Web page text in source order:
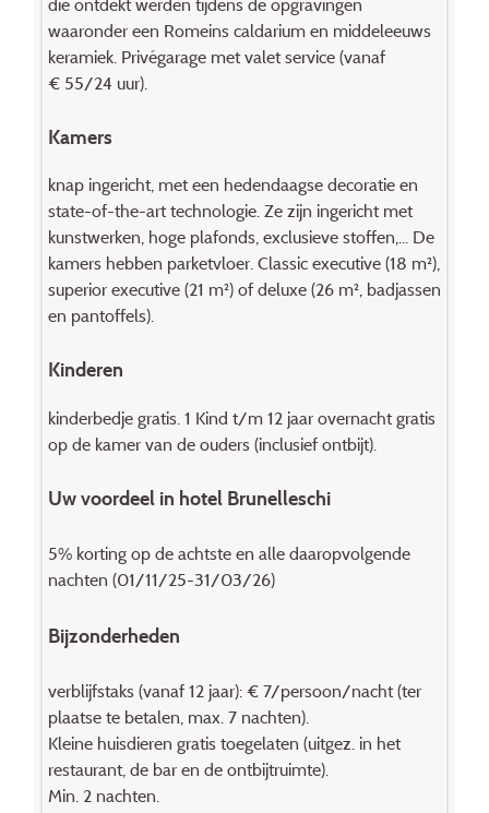
waaronder een Romeins caldarium en middeleeuws
keramiek. Privégarage met valet service (vanaf
€ 55/24 uur).
Kamers
knap ingericht, met een hedendaagse decoratie en
state-of-the-art technologie. Ze zijn ingericht met
kunstwerken, hoge plafonds, exclusieve stoffen,... De
kamers hebben parketvloer. Classic executive (18 m²),
superior executive (21 m²) of deluxe (26 m², badjassen
en pantoffels).
Kinderen
kinderbedje gratis. 1 Kind t/m 12 jaar overnacht gratis
op de kamer van de ouders (inclusief ontbijt).
Uw voordeel in hotel Brunelleschi
5% korting op de achtste en alle daaropvolgende
nachten (01/11/25-31/03/26)
Bijzonderheden
verblijfs­taks (vanaf 12 jaar): € 7/persoon/nacht (ter
plaatse te betalen, max. 7 nachten).
Kleine huisdieren gratis toegelaten (uitgez. in het
restaurant, de bar en de ontbijtruimte).
Min. 2 nachten.